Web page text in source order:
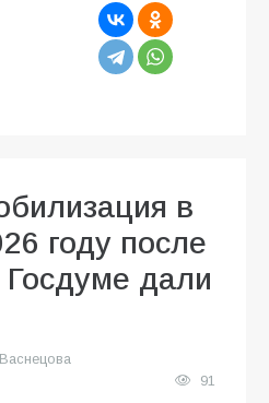
в
году после
дали
91